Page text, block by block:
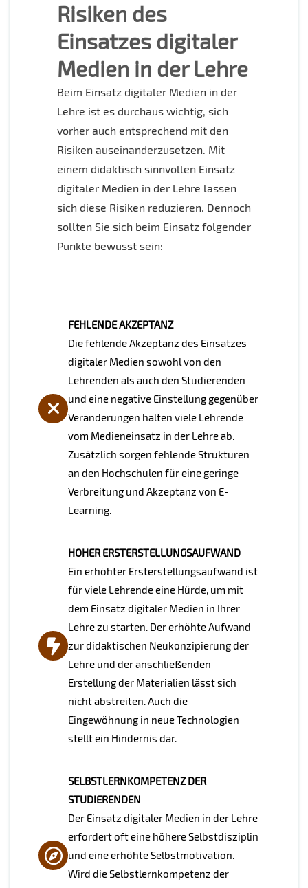
Risiken des
Einsatzes digitaler
Medien in der Lehre
Beim Einsatz digitaler Medien in der
Lehre ist es durchaus wichtig, sich
vorher auch entsprechend mit den
Risiken auseinanderzusetzen. Mit
einem didaktisch sinnvollen Einsatz
digitaler Medien in der Lehre lassen
sich diese Risiken reduzieren. Dennoch
sollten Sie sich beim Einsatz folgender
Punkte bewusst sein:
FEHLENDE AKZEPTANZ
Die fehlende Akzeptanz des Einsatzes
digitaler Medien sowohl von den
Lehrenden als auch den Studierenden
und eine negative Einstellung gegenüber
Veränderungen halten viele Lehrende
vom Medieneinsatz in der Lehre ab.
Zusätzlich sorgen fehlende Strukturen
an den Hochschulen für eine geringe
Verbreitung und Akzeptanz von E-
Learning.
HOHER ERSTERSTELLUNGSAUFWAND
Ein erhöhter Ersterstellungsaufwand ist
für viele Lehrende eine Hürde, um mit
dem Einsatz digitaler Medien in Ihrer
Lehre zu starten. Der erhöhte Aufwand
zur didaktischen Neukonzipierung der
Lehre und der anschließenden
Erstellung der Materialien lässt sich
nicht abstreiten. Auch die
Eingewöhnung in neue Technologien
stellt ein Hindernis dar.
SELBSTLERNKOMPETENZ DER
STUDIERENDEN
Der Einsatz digitaler Medien in der Lehre
erfordert oft eine höhere Selbstdisziplin
und eine erhöhte Selbstmotivation.
Wird die Selbstlernkompetenz der